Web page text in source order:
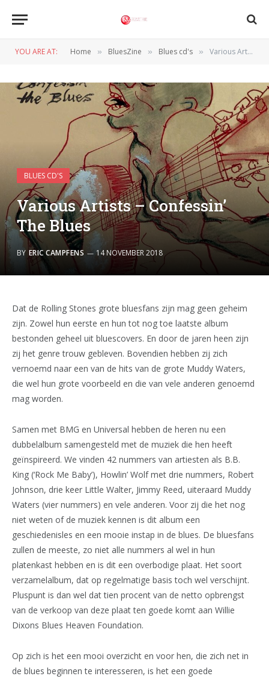
YOU ARE AT: Home » BluesZine » Blues cd's » Various Artists – Confessin’ The Blues
BLUES CD'S
Various Artists – Confessin’
The Blues
BY ERIC CAMPFENS 14 NOVEMBER 2018
Dat de Rolling Stones grote bluesfans zijn mag geen geheim
zijn. Zowel hun eerste en hun tot nog toe laatste album
bestonden geheel uit bluescovers. En door de jaren heen zijn
zij het genre trouw gebleven. Bovendien hebben zij zich
vernoemd naar een van de hits van de grote Muddy Waters,
die wel hun grote voorbeeld en die van vele anderen genoemd
mag worden.
Samen met BMG en Universal hebben de heren nu een
dubbelalbum samengesteld met de muziek die hen heeft
geïnspireerd. We vinden 42 nummers van artiesten als B.B.
King (‘Rock Me Baby’), Howlin’ Wolf met drie nummers, Robert
Johnson, drie keer Little Walter, Jimmy Reed, uiteraard Muddy
Waters (vier nummers) en vele anderen. Voor zij die het nog
niet weten of de muziek kennen is dit album een
geschiedenisles en een mooie instap in de blues. De bluesfans
zullen de meeste, zo niet alle nummers al wel in hun
platenkast hebben en is dit een overbodige plaat. Het soort
verzamelalbum, dat op regelmatige basis toch wel verschijnt.
Pluspunt is dan wel dat tien procent van de netto opbrengst
van de verkoop van deze plaat ten goede komt aan Willie
Dixons Blues Heaven Foundation.
Op zich is het een mooi overzicht en voor hen, die zich net in
de blues beginnen te interesseren, is het een goede